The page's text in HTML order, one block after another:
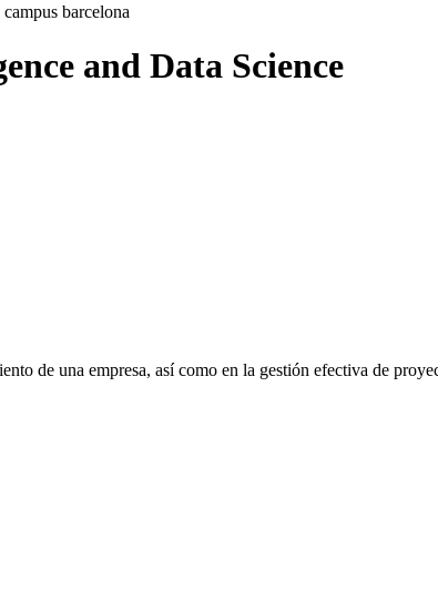
and Data Science
de una empresa, así como en la gestión efectiva de